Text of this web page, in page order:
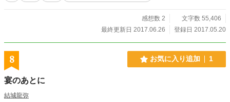
感想数 2
文字数 55,406
最終更新日 2017.06.26
登録日 2017.05.20
8 お気に入り追加 1
宴のあとに
結城龍弥